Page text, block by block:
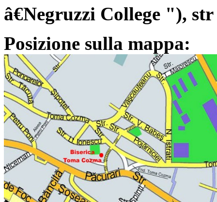
â€Negruzzi College "),
Posizione sulla mappa: